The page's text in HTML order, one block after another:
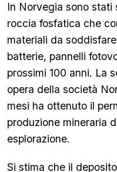
In Norvegia sono
roccia fosfatica che
materiali da
batterie, pannelli
prossimi 100 anni. La
opera della società
mesi ha ottenuto il
produzione mineraria
esplorazione.
Si stima che il